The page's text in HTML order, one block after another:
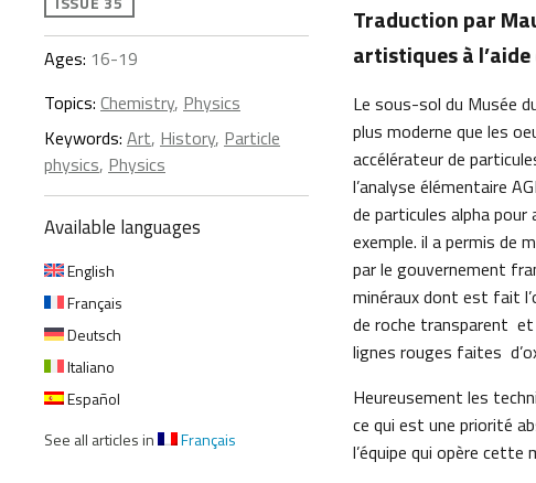
Ages: 16-19
Topics: Chemistry, Physics
Keywords: Art, History, Particle
physics, Physics
Available languages
English
Français
Deutsch
Italiano
Español
See all articles in
Français
Traduction par
artistiques à
Le sous-sol du Musée
plus moderne que les
accélérateur de
l’analyse élémentaire
de particules alpha pour
exemple. il a permis de
par le gouvernement
minéraux dont est fait
de roche transparent et
lignes rouges faites
Heureusement les
ce qui est une priorité
l’équipe qui opère cette